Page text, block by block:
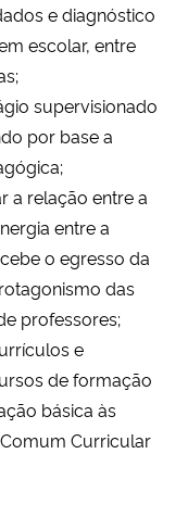
e diagnóstico
escolar, entre
supervisionado
por base a
a relação entre a
entre a
o egresso da
das
professores;
e
de formação
básica às
Curricular